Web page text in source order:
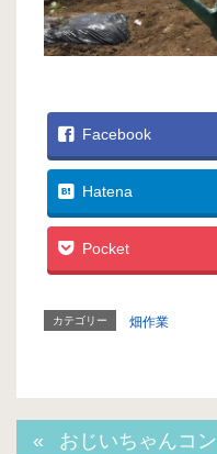
Facebook
Hatena
Pocket
カテゴリー 畑作業
おじいちゃんコ